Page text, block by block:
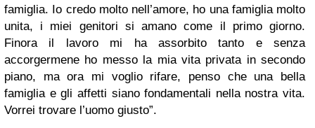
famiglia. Io credo molto nell’amore, ho una famiglia molto
unita, i miei genitori si amano come il primo giorno.
Finora il lavoro mi ha assorbito tanto e senza
accorgermene ho messo la mia vita privata in secondo
piano, ma ora mi voglio rifare, penso che una bella
famiglia e gli affetti siano fondamentali nella nostra vita.
Vorrei trovare l’uomo giusto”.